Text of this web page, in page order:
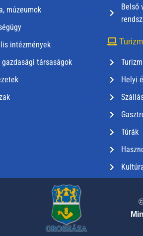
múzeumok
intézmények
gazdasági társaságok
Belső
Helyi
Túrák